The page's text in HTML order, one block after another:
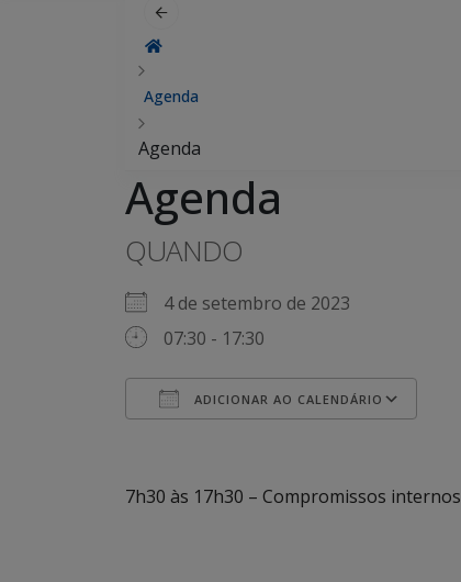
Agenda
Agenda
Agenda
QUANDO
4 de setembro de 2023
07:30 - 17:30
ADICIONAR AO CALENDÁRIO
7h30 às 17h30 – Compromissos internos